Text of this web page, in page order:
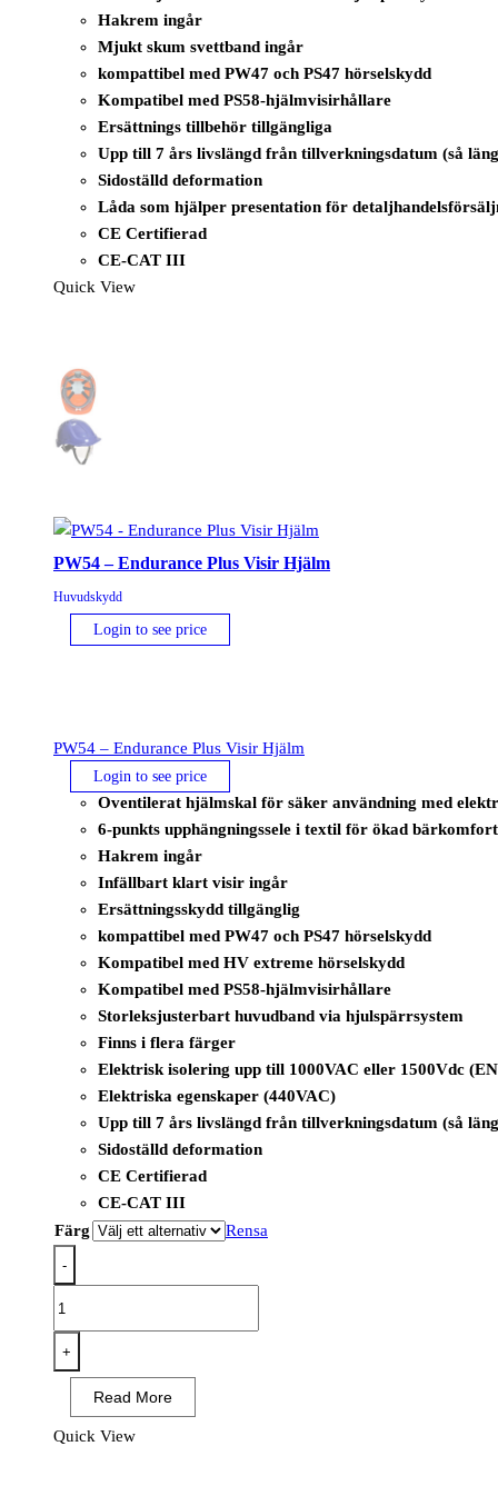
Hakrem ingår
Mjukt skum svettband ingår
kompattibel med PW47 och PS47 hörselskydd
Kompatibel med PS58-hjälmvisirhållare
Ersättnings tillbehör tillgängliga
Upp till 7 års livslängd från tillverkningsdatum (så
Sidoställd deformation
Låda som hjälper presentation för
CE Certifierad
CE-CAT III
Quick View
PW54 – Endurance Plus Visir Hjälm
Huvudskydd
Login to see price
PW54 – Endurance Plus Visir Hjälm
Login to see price
Oventilerat hjälmskal för säker användning med
6-punkts upphängningssele i textil för ökad
Hakrem ingår
Infällbart klart visir ingår
Ersättningsskydd tillgänglig
kompattibel med PW47 och PS47 hörselskydd
Kompatibel med HV extreme hörselskydd
Kompatibel med PS58-hjälmvisirhållare
Storleksjusterbart huvudband via hjulspärrsystem
Finns i flera färger
Elektrisk isolering upp till 1000VAC eller 1500Vdc
Elektriska egenskaper (440VAC)
Upp till 7 års livslängd från tillverkningsdatum (så
Sidoställd deformation
CE Certifierad
CE-CAT III
Färg
Rensa
-
Endurance
Plus
Hjälm
+
Read More
Quick View